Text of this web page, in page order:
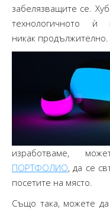
забелязващите се.
технологичното
никак продължително.
изработваме,
ПОРТФОЛИО, да се
посетите на място.
Също така, можете да